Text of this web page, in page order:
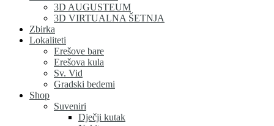
3D AUGUSTEUM
3D VIRTUALNA ŠETNJA
Zbirka
Lokaliteti
Erešove bare
Erešova kula
Sv. Vid
Gradski bedemi
Shop
Suveniri
Dječji kutak